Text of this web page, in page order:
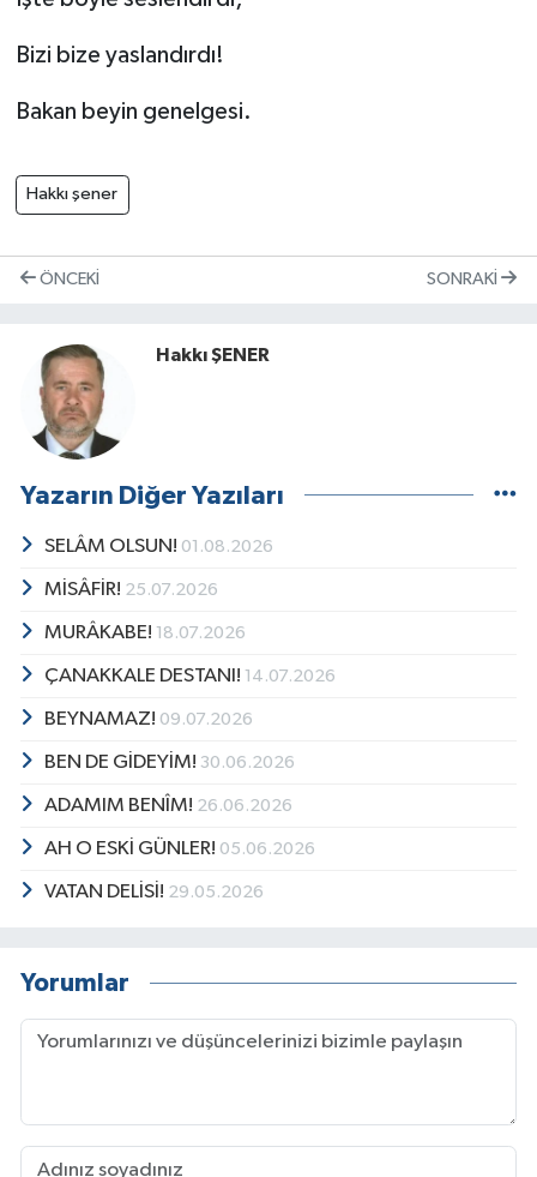
Bizi bize yaslandırdı!
Bakan beyin genelgesi.
Hakkı şener
ÖNCEKI SONRAKI
Hakkı ŞENER
Yazarın Diğer Yazıları
SELÂM OLSUN! 01.08.2026
MİSÂFİR! 25.07.2026
MURÂKABE! 18.07.2026
ÇANAKKALE DESTANI! 14.07.2026
BEYNAMAZ! 09.07.2026
BEN DE GİDEYİM! 30.06.2026
ADAMIM BENÎM! 26.06.2026
AH O ESKİ GÜNLER! 05.06.2026
VATAN DELİSİ! 29.05.2026
Yorumlar